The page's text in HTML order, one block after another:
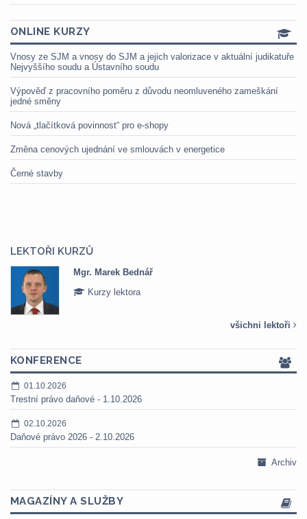
ONLINE KURZY
Vnosy ze SJM a vnosy do SJM a jejich valorizace v aktuální judikatuře
Nejvyššího soudu a Ústavního soudu
Výpověď z pracovního poměru z důvodu neomluveného zameškání
jedné směny
Nová „tlačítková povinnost“ pro e-shopy
Změna cenových ujednání ve smlouvách v energetice
Černé stavby
LEKTOŘI KURZŮ
Mgr. Marek Bednář
Kurzy lektora
všichni lektoři
KONFERENCE
01.10.2026
Trestní právo daňové - 1.10.2026
02.10.2026
Daňové právo 2026 - 2.10.2026
Archiv
MAGAZÍNY A SLUŽBY